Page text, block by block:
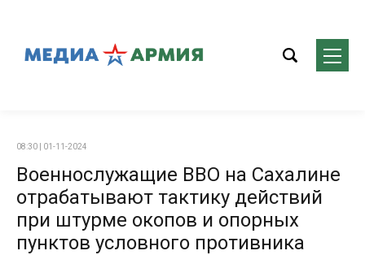
08:30 | 01-11-2024
Военнослужащие ВВО на Сахалине
отрабатывают тактику действий
при штурме окопов и опорных
пунктов условного противника